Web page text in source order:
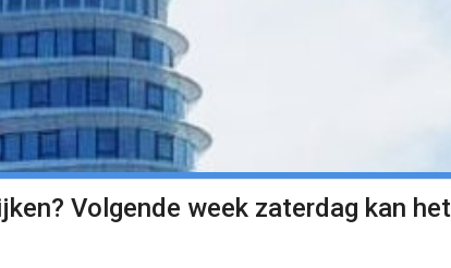
Volgende week zaterdag kan het